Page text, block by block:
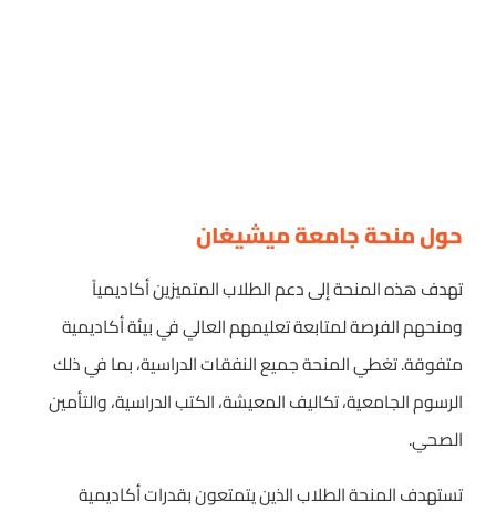
حول منحة جامعة ميشيغان
تهدف هذه المنحة إلى دعم الطلاب المتميزين أكاديمياً
ومنحهم الفرصة لمتابعة تعليمهم العالي في بيئة أكاديمية
متفوقة. تغطي المنحة جميع النفقات الدراسية، بما في ذلك
الرسوم الجامعية، تكاليف المعيشة، الكتب الدراسية، والتأمين
الصحي.
تستهدف المنحة الطلاب الذين يتمتعون بقدرات أكاديمية